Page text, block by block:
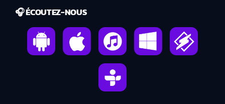
🎧 ÉCOUTEZ-NOUS